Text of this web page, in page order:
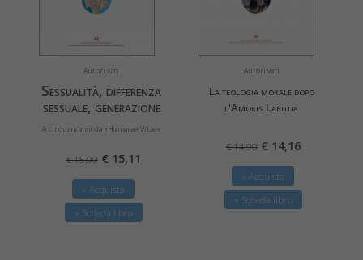
Autori vari
Sessualità, differenza
sessuale, generazione
A cinquant'anni da «Humanae Vitae»
€ 15,90 € 15,11
» Acquista
» Scheda libro
Autori vari
La teologia morale dopo
l'Amoris Laetitia
€ 14,90 € 14,16
» Acquista
» Scheda libro